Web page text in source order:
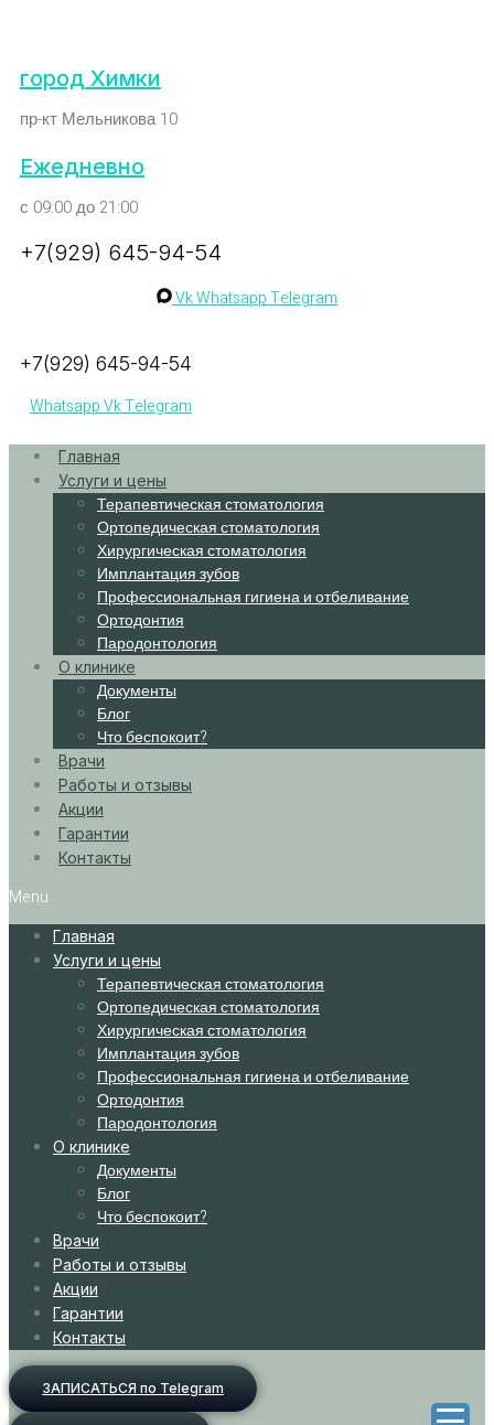
город Химки
пр-кт Мельникова 10
Ежедневно
с 09:00 до 21:00
+7(929) 645-94-54
VkWhatsappTelegram
+7(929) 645-94-54
WhatsappVkTelegram
Главная
Услуги и цены
Терапевтическая стоматология
Ортопедическая стоматология
Хирургическая стоматология
Имплантация зубов
Профессиональная гигиена и отбеливание
Ортодонтия
Пародонтология
О клинике
Документы
Блог
Что беспокоит?
Врачи
Работы и отзывы
Акции
Гарантии
Контакты
Menu
Главная
Услуги и цены
Терапевтическая стоматология
Ортопедическая стоматология
Хирургическая стоматология
Имплантация зубов
Профессиональная гигиена и отбеливание
Ортодонтия
Пародонтология
О клинике
Документы
Блог
Что беспокоит?
Врачи
Работы и отзывы
Акции
Гарантии
Контакты
ЗАПИСАТЬСЯ по Telegram